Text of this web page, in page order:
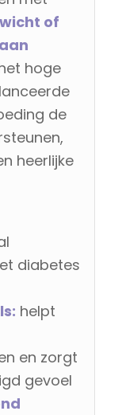
of
hoge
de
heerlijke
diabetes
helpt
en zorgt
gevoel